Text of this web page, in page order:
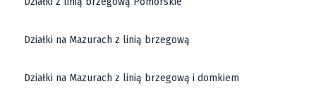
Działki na Mazurach z linią brzegową
Działki na Mazurach z linią brzegową i domkiem